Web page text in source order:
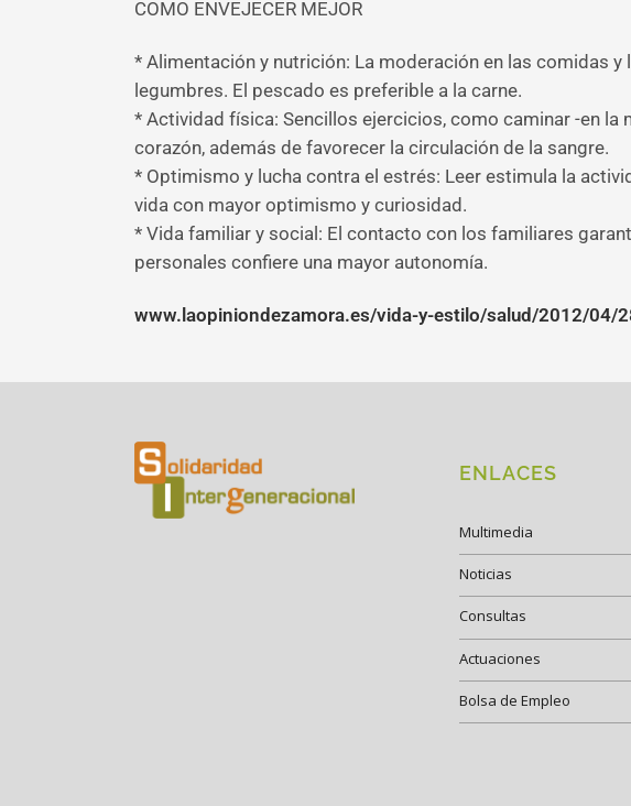
COMO ENVEJECER MEJOR
* Alimentación y nutrición: La moderación en las comidas
legumbres. El pescado es preferible a la carne.
* Actividad física: Sencillos ejercicios, como caminar -en
corazón, además de favorecer la circulación de la sangre.
* Optimismo y lucha contra el estrés: Leer estimula la
vida con mayor optimismo y curiosidad.
* Vida familiar y social: El contacto con los familiares
personales confiere una mayor autonomía.
www.laopiniondezamora.es/vida-y-estilo/salud/2012/04/
ENLACES
Multimedia
Noticias
Consultas
Actuaciones
Bolsa de Empleo